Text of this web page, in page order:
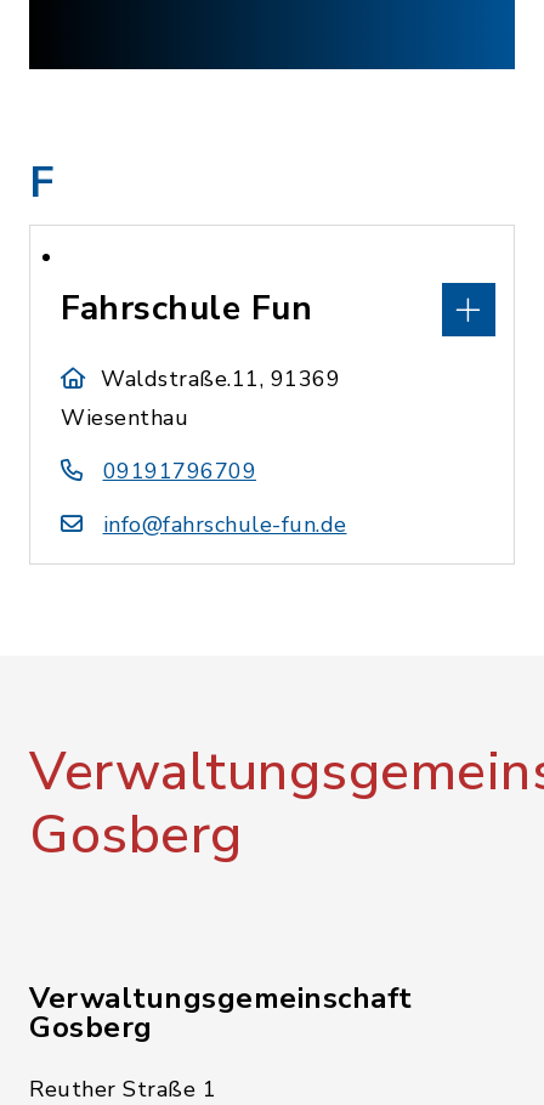
F
Fahrschule Fun
Waldstraße.11, 91369
Wiesenthau
09191796709
info@fahrschule-fun.de
Gosberg
Verwaltungsgemeinschaft
Gosberg
Reuther Straße 1